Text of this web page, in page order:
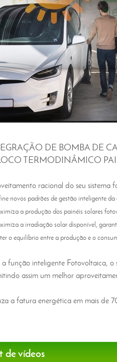
DE BOMBA DE
TERMODINÂMICO
racional do seu sistema
novos padrões de gestão inteligente da
a produção dos painéis solares
a irradiação solar disponível,
o equilíbrio entre a produção e o
função inteligente Fotovoltaica, o
assim um melhor
a fatura energética em mais de
de vídeos